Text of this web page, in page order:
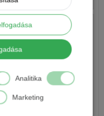
Analitika
Marketing
FONOTT ZSINÓR -